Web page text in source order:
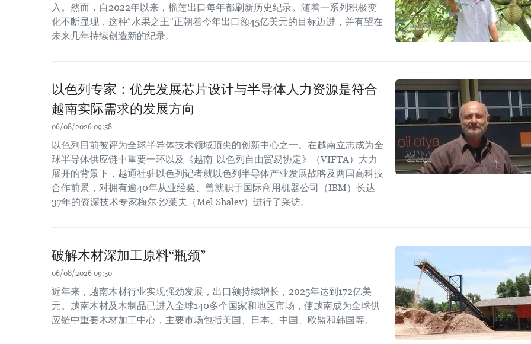
入。然而，自2022年以来，榴莲出口每年都刷新历史纪录。随着一系列积极变
化不断显现，这种“水果之王”正朝着今年出口额45亿美元的目标迈进，并有望在
未来几年持续创造新的纪录。
以色列专家：优先发展芯片设计与半导体人力资源是符合
越南实际需求的发展方向
06/08/2026 09:58
以色列目前被评为全球半导体技术领域顶尖的创新中心之一。在越南立志成为全
球半导体供应链中重要一环以及《越南-以色列自由贸易协定》（VIFTA）大力
展开的背景下，越通社驻以色列记者就以色列半导体产业发展战略及两国高科技
合作前景，对拥有逾40年从业经验、曾就职于国际商用机器公司（IBM）长达
37年的资深技术专家梅尔·沙莱夫（Mel Shalev）进行了采访。
破解木材深加工原料“瓶颈”
06/08/2026 09:50
近年来，越南木材行业实现强劲发展，出口额持续增长，2025年达到172亿美
元。越南木材及木制品已进入全球140多个国家和地区市场，使越南成为全球供
应链中重要木材加工中心，主要市场包括美国、日本、中国、欧盟和韩国等。